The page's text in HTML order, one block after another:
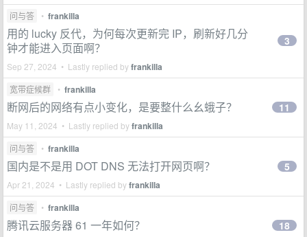
问与答 • frankilla
用的 lucky 反代，为何每次更新完 IP，刷新好几分
钟才能进入页面啊？
Sep 27, 2024 • Lastly replied byfrankilla
3
宽带症候群 • frankilla
断网后的网络有点小变化，是要整什么幺蛾子？
May 11, 2024 • Lastly replied byfrankilla
11
问与答 • frankilla
国内是不是用 DOT DNS 无法打开网页啊？
Apr 21, 2024 • Lastly replied byfrankilla
5
问与答 • frankilla
腾讯云服务器 61 一年如何？ 18